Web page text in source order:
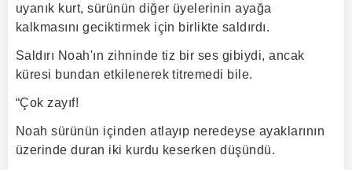
uyanık kurt, sürünün diğer üyelerinin ayağa
kalkmasını geciktirmek için birlikte saldırdı.
Saldırı Noah'ın zihninde tiz bir ses gibiydi, ancak
küresi bundan etkilenerek titremedi bile.
“Çok zayıf!
Noah sürünün içinden atlayıp neredeyse ayaklarının
üzerinde duran iki kurdu keserken düşündü.